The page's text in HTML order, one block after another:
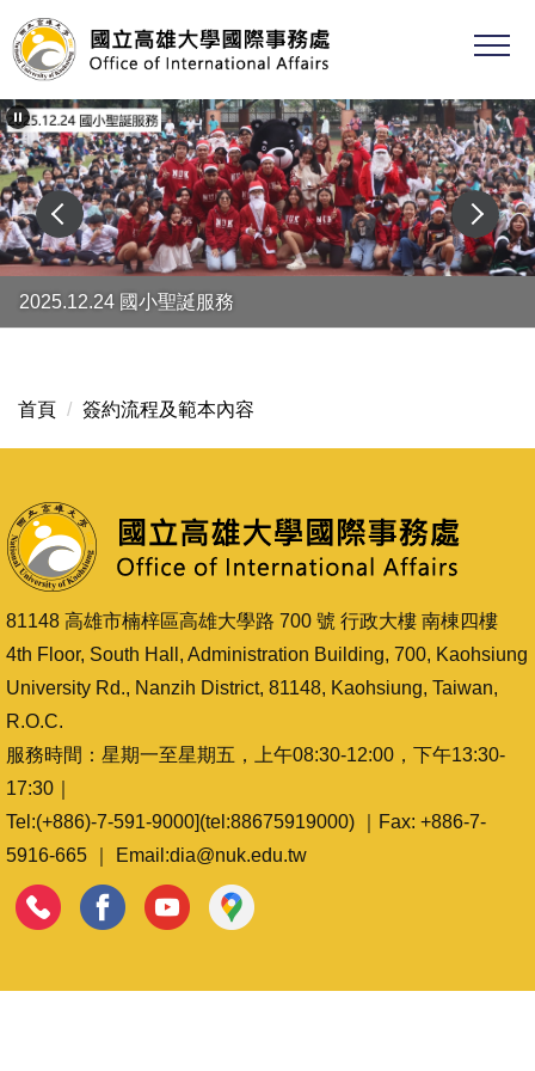
跳
到
主
要
內
容
區
2025.12.24 國小聖誕服務
首頁 簽約流程及範本內容
81148 高雄市楠梓區高雄大學路 700 號 行政大樓 南棟四樓
4th Floor, South Hall, Administration Building, 700, Kaohsiung
University Rd., Nanzih District, 81148, Kaohsiung, Taiwan,
R.O.C.
服務時間：星期一至星期五，上午08:30-12:00，下午13:30-
17:30｜
Tel:(+886)-7-591-9000](tel:88675919000) ｜Fax: +886-7-
5916-665 ｜ Email:dia@nuk.edu.tw